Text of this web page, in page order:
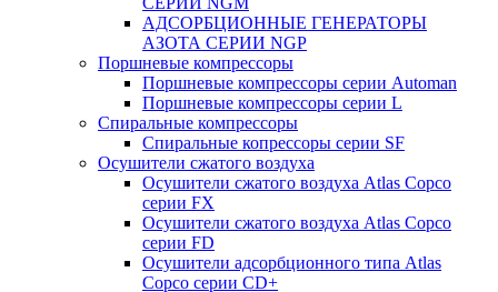
АДСОРБЦИОННЫЕ ГЕНЕРАТОРЫ
АЗОТА СЕРИИ NGP
Поршневые компрессоры
Поршневые компрессоры серии Automan
Поршневые компрессоры серии L
Спиральные компрессоры
Спиральные копрессоры серии SF
Осушители сжатого воздуха
Осушители сжатого воздуха Atlas Copco
серии FX
Осушители сжатого воздуха Atlas Copco
серии FD
Осушители адсорбционного типа Atlas
Copco серии СD+